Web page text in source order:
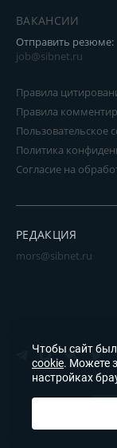
ВАКАНСИИ
Отправить резюме:
job@sibnet.ru
Правила
Правила
Пользовательское
Политика
Согласие на
РЕДАКЦИЯ
mors@sibnet.ru
Чтобы сайт
cookie. Можете
настройках